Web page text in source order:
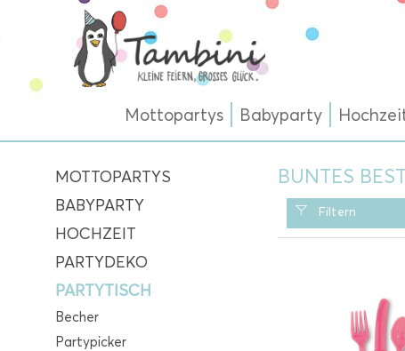
Mottopartys Babyparty
MOTTOPARTYS
BABYPARTY
HOCHZEIT
PARTYDEKO
PARTYTISCH
Becher
Partypicker
BUNTES
Filtern